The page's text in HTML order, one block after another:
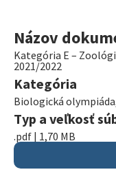
Názov
Kategória E –
2021/2022
Kategória
Biologická olympiáda
Typ a veľkosť
.pdf | 1,70 MB